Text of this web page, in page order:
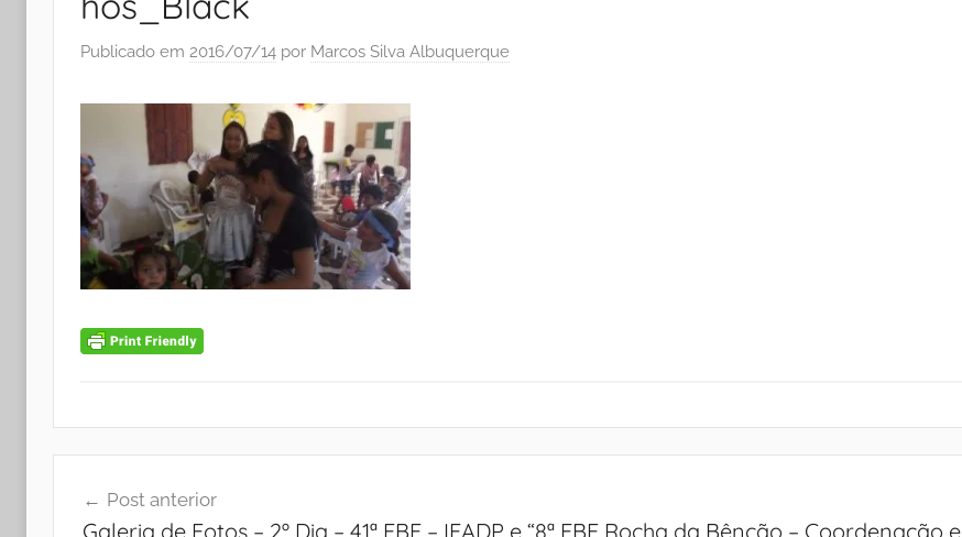
Publicado em 2016/07/14 por Marcos Silva Albuquerque
de
Post anterior
Galeria de Fotos – 2º Dia – 41ª EBF – IEADP e “8ª EBF Rocha da Bênção – Coordenação e